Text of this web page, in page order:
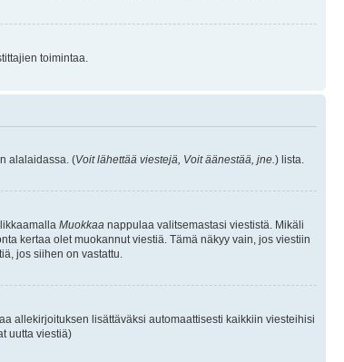
toimintaa.
alalaidassa. (Voit lähettää viestejä, Voit äänestää, jne. ) lista.
Muokkaa nappulaa valitsemastasi viestistä. Mikäli
kertaa olet muokannut viestiä. Tämä näkyy vain, jos viestiin
jos siihen on vastattu.
allekirjoituksen lisättäväksi automaattisesti kaikkiin viesteihisi
uutta viestiä)